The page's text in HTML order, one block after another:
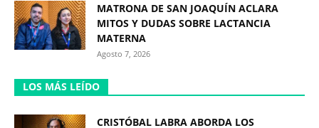
MATRONA DE SAN JOAQUÍN ACLARA
MITOS Y DUDAS SOBRE LACTANCIA
MATERNA
Agosto 7, 2026
LOS MÁS LEÍDO
CRISTÓBAL LABRA ABORDA LOS